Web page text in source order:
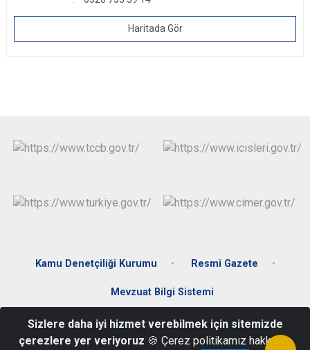
Haritada Gör
Kamu Denetçiliği Kurumu Resmi Gazete
Mevzuat Bilgi Sistemi
Karacami Mahallesi İnönü Caddesi No:42 Payas /HATAY
Sizlere daha iyi hizmet verebilmek için sitemizde
çerezlere yer veriyoruz 🍪 Çerez politikamız hakkında